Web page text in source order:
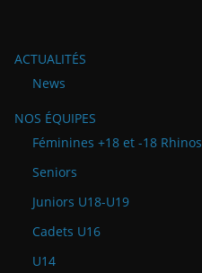
ACTUALITÉS
News
NOS ÉQUIPES
Féminines +18 et -18 Rhinos
Seniors
Juniors U18-U19
Cadets U16
U14